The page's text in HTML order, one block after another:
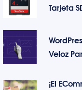
Tarjeta
Veloz
¡El